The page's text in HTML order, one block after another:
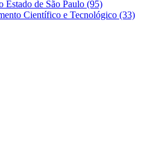
Estado de São Paulo (95)
Científico e Tecnológico (33)